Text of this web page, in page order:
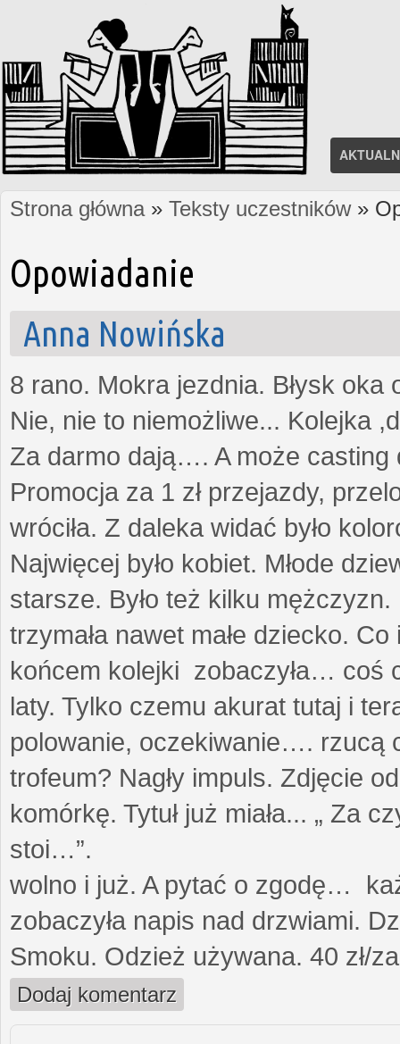
Jesteś tutaj
Strona główna» Teksty uczestników»
Opowiadanie
Anna Nowińska
8 rano. Mokra jezdnia. Błysk oka
Nie, nie to niemożliwe... Kolejka
Za darmo dają…. A może casting
Promocja za 1 zł przejazdy,
wróciła. Z daleka widać było
Najwięcej było kobiet. Młode
starsze. Było też kilku
trzymała nawet małe dziecko.
końcem kolejki zobaczyła… coś
laty. Tylko czemu akurat tutaj i
polowanie, oczekiwanie…. rzucą
trofeum? Nagły impuls. Zdjęcie
komórkę. Tytuł już miała... „ Za
stoi…”.
wolno i już. A pytać o zgodę…
zobaczyła napis nad drzwiami.
Smoku. Odzież używana. 40 zł/
Dodaj komentarz